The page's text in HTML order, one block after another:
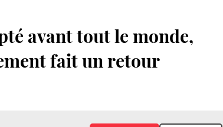
avant tout le monde,
fait un retour